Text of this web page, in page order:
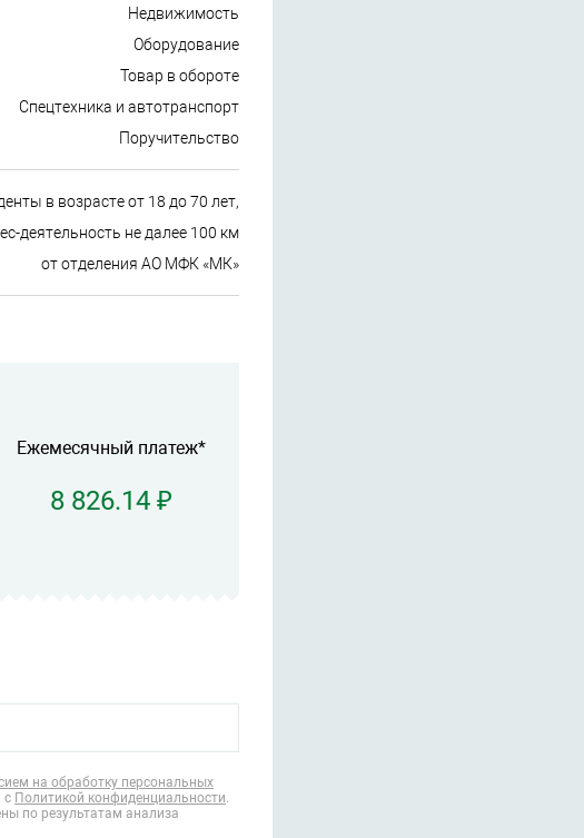
Недвижимость
Оборудование
Товар в обороте
Спецтехника и автотранспорт
Поручительство
в возрасте от 18 до 70 лет,
деятельность не далее 100 км
от отделения АО МФК «МК»
Ежемесячный платеж*
8 826.14 ₽
на обработку персональных
с Политикой конфиденциальности.
по результатам анализа